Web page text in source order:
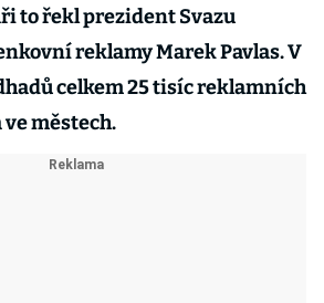
to řekl prezident Svazu
reklamy Marek Pavlas. V
celkem 25 tisíc reklamních
městech.